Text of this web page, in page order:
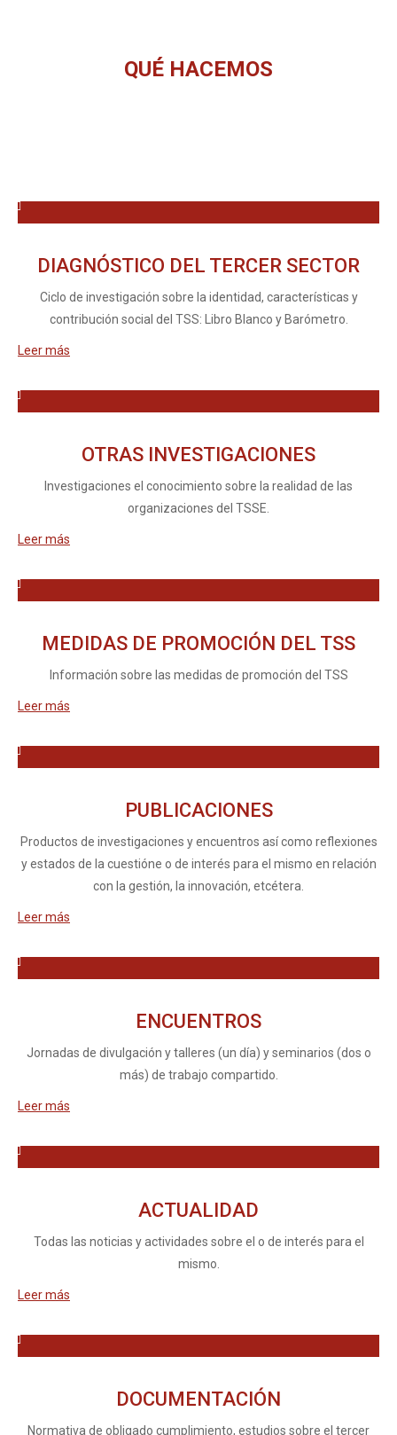
QUÉ HACEMOS
DIAGNÓSTICO DEL TERCER SECTOR
Ciclo de investigación sobre la identidad, características y
contribución social del TSS: Libro Blanco y Barómetro.
Leer más
OTRAS INVESTIGACIONES
Investigaciones el conocimiento sobre la realidad de las
organizaciones del TSSE.
Leer más
MEDIDAS DE PROMOCIÓN DEL TSS
Información sobre las medidas de promoción del TSS
Leer más
PUBLICACIONES
Productos de investigaciones y encuentros así como reflexiones
y estados de la cuestióne o de interés para el mismo en relación
con la gestión, la innovación, etcétera.
Leer más
ENCUENTROS
Jornadas de divulgación y talleres (un día) y seminarios (dos o
más) de trabajo compartido.
Leer más
ACTUALIDAD
Todas las noticias y actividades sobre el o de interés para el
mismo.
Leer más
DOCUMENTACIÓN
Normativa de obligado cumplimiento, estudios sobre el tercer